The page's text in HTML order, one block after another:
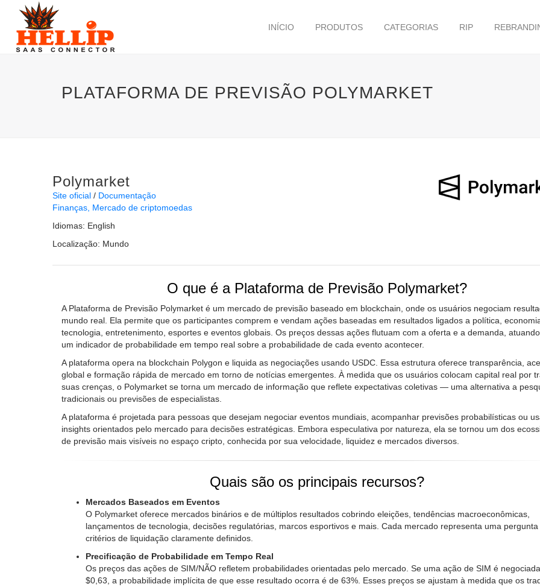
INÍCIO PRODUTOS CATEGORIAS RIP
PLATAFORMA DE PREVISÃO POLYMARKET
Polymarket
Site oficial
Documentação
Finanças Mercado de criptomoedas
Idiomas: English
Localização: Mundo
O que é a Plataforma de Previsão Polymarket?
A Plataforma de Previsão Polymarket é um mercado de previsão baseado em blockchain, onde os usuários negociam
mundo real. Ela permite que os participantes comprem e vendam ações baseadas em resultados ligados a política,
tecnologia, entretenimento, esportes e eventos globais. Os preços dessas ações flutuam com a oferta e a demanda,
um indicador de probabilidade em tempo real sobre a probabilidade de cada evento acontecer.
A plataforma opera na blockchain Polygon e liquida as negociações usando USDC. Essa estrutura oferece transparência,
global e formação rápida de mercado em torno de notícias emergentes. À medida que os usuários colocam capital real por
suas crenças, o Polymarket se torna um mercado de informação que reflete expectativas coletivas — uma alternativa a
tradicionais ou previsões de especialistas.
A plataforma é projetada para pessoas que desejam negociar eventos mundiais, acompanhar previsões probabilísticas ou
insights orientados pelo mercado para decisões estratégicas. Embora especulativa por natureza, ela se tornou um dos
de previsão mais visíveis no espaço cripto, conhecida por sua velocidade, liquidez e mercados diversos.
Quais são os principais recursos?
Mercados Baseados em Eventos
O Polymarket oferece mercados binários e de múltiplos resultados cobrindo eleições, tendências macroeconômicas,
lançamentos de tecnologia, decisões regulatórias, marcos esportivos e mais. Cada mercado representa uma pergunta
critérios de liquidação claramente definidos.
Precificação de Probabilidade em Tempo Real
Os preços das ações de SIM/NÃO refletem probabilidades orientadas pelo mercado. Se uma ação de SIM é
$0,63, a probabilidade implícita de que esse resultado ocorra é de 63%. Esses preços se ajustam à medida que os